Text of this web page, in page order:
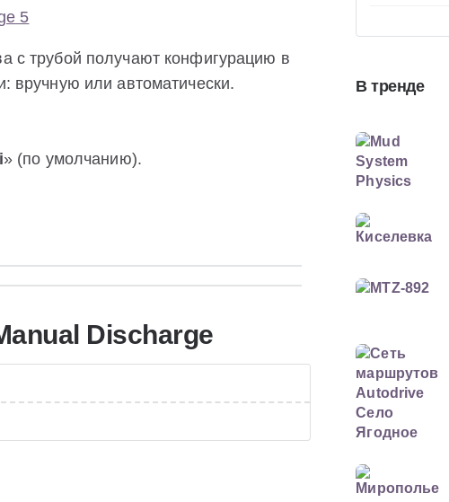
с трубой получают конфигурацию в
вручную или автоматически.
i» (по умолчанию).
Discharge
В тренде